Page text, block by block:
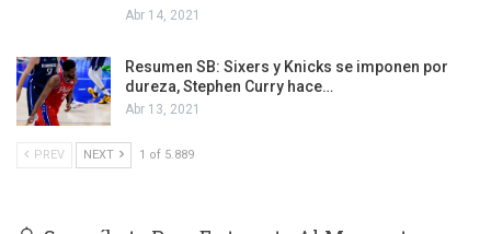
Abr 14, 2021
Resumen SB: Sixers y Knicks se imponen por
dureza, Stephen Curry hace…
Abr 13, 2021
PREV NEXT 1 of 5.889